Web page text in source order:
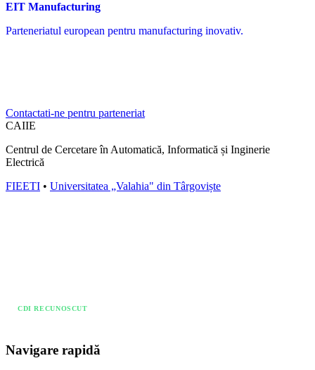
EIT Manufacturing
Parteneriatul european pentru manufacturing inovativ.
Contactati-ne pentru parteneriat
CAIIE
Centrul de Cercetare în Automatică, Informatică și Inginerie
Electrică
FIEETI • Universitatea „Valahia" din Târgoviște
CDI RECUNOSCUT
Navigare rapidă